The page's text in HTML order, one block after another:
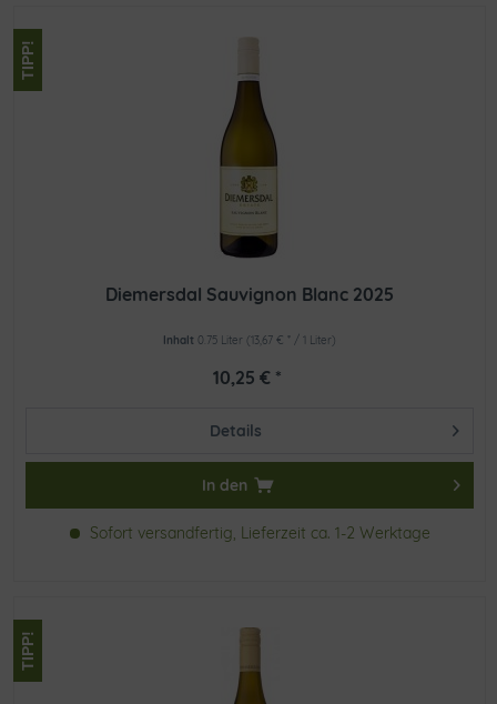
TIPP!
Diemersdal Sauvignon Blanc 2025
Inhalt 0.75 Liter (13,67 € * / 1 Liter)
10,25 € *
Details
In den
Sofort versandfertig, Lieferzeit ca. 1-2 Werktage
TIPP!